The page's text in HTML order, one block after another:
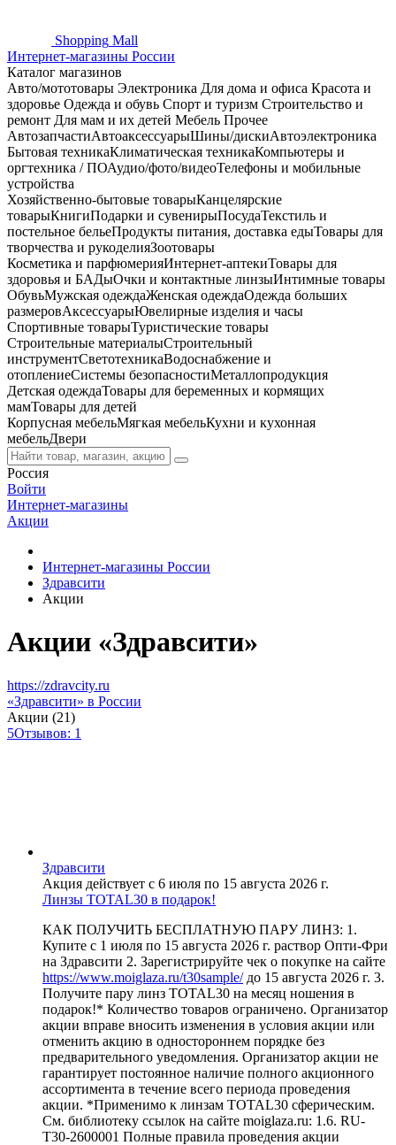
Shopping Mall
Интернет-магазины России
Каталог магазинов
Авто/мототовары Электроника Для дома и офиса Красота и
здоровье Одежда и обувь Спорт и туризм Строительство и
ремонт Для мам и их детей Мебель Прочее
АвтозапчастиАвтоаксессуарыШины/дискиАвтоэлектроника
Бытовая техникаКлиматическая техникаКомпьютеры и
оргтехника / ПОАудио/фото/видеоТелефоны и мобильные
устройства
Хозяйственно-бытовые товарыКанцелярские
товарыКнигиПодарки и сувенирыПосудаТекстиль и
постельное бельеПродукты питания, доставка едыТовары для
творчества и рукоделияЗоотовары
Косметика и парфюмерияИнтернет-аптекиТовары для
здоровья и БАДыОчки и контактные линзыИнтимные товары
ОбувьМужская одеждаЖенская одеждаОдежда больших
размеровАксессуарыЮвелирные изделия и часы
Спортивные товарыТуристические товары
Строительные материалыСтроительный
инструментСветотехникаВодоснабжение и
отоплениеСистемы безопасностиМеталлопродукция
Детская одеждаТовары для беременных и кормящих
мамТовары для детей
Корпусная мебельМягкая мебельКухни и кухонная
мебельДвери
Россия
Войти
Интернет-магазины
Акции
Интернет-магазины России
Здравсити
Акции
Акции «Здравсити»
https://zdravcity.ru
«Здравсити» в России
Акции (21)
5Отзывов: 1
Здравсити
Акция действует с 6 июля по 15 августа 2026 г.
Линзы TOTAL30 в подарок!
КАК ПОЛУЧИТЬ БЕСПЛАТНУЮ ПАРУ ЛИНЗ: 1.
Купите с 1 июля по 15 августа 2026 г. раствор Опти-Фри
на Здравсити 2. Зарегистрируйте чек о покупке на сайте
https://www.moiglaza.ru/t30sample/до 15 августа 2026 г. 3.
Получите пару линз TOTAL30 на месяц ношения в
подарок!* Количество товаров ограничено. Организатор
акции вправе вносить изменения в условия акции или
отменить акцию в одностороннем порядке без
предварительного уведомления. Организатор акции не
гарантирует постоянное наличие полного акционного
ассортимента в течение всего периода проведения
акции. *Применимо к линзам TOTAL30 сферическим.
См. библиотеку ссылок на сайте moiglaza.ru: 1.6. RU-
T30-2600001 Полные правила проведения акции